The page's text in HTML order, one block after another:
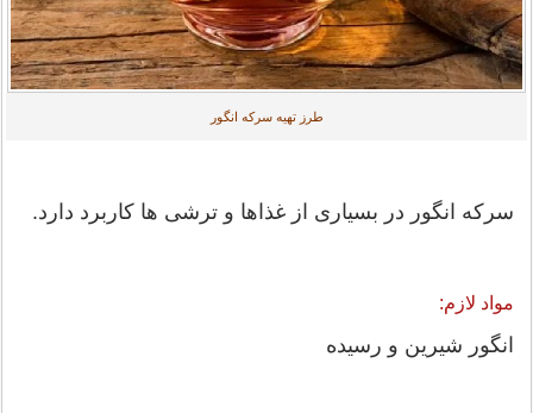
طرز تهیه سرکه انگور
سرکه انگور در بسیاری از غذاها و ترشی ها کاربرد دارد.
مواد لازم:
انگور شیرین و رسیده